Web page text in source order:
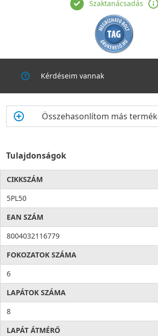
Szaktanácsadás
Kérdéseim vannak
Összehasonlítom más
Tulajdonságok
CIKKSZÁM
5PL50
EAN SZÁM
8004032116779
FOKOZATOK SZÁMA
6
LAPÁTOK SZÁMA
8
LAPÁT ÁTMÉRŐ